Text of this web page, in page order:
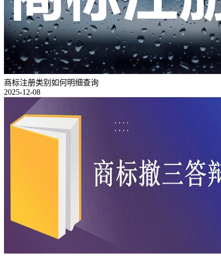
商标注册类别如何明细查询
2025-12-08